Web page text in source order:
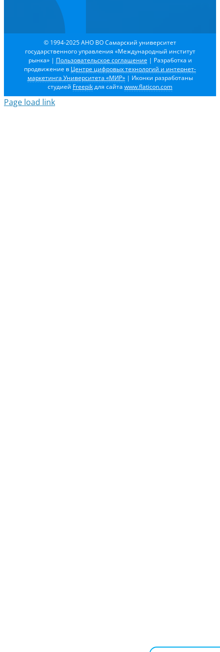
© 1994-2025 АНО ВО Самарский университет
государственного управления «Международный институт
рынка» | Пользовательское соглашение | Разработка и
продвижение в Центре цифровых технологий и интернет-
маркетинга Университета «МИР»| Иконки разработаны
студией Freepikдля сайта www.flaticon.com
Page load link